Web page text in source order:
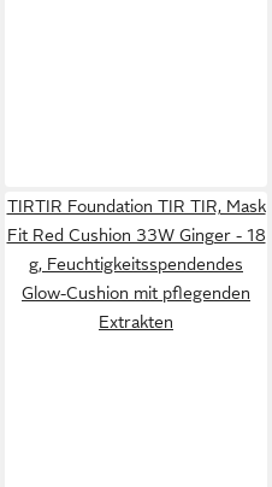
TIRTIR Foundation TIR TIR, Mask
Fit Red Cushion 33W Ginger - 18
g, Feuchtigkeitsspendendes
Glow-Cushion mit pflegenden
Extrakten